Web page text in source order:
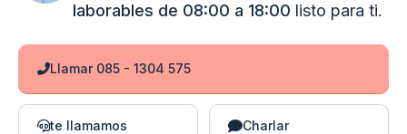
laborables de 08:00 a 18:00 listo para ti.
Llamar 085 - 1304 575
te llamamos Charlar